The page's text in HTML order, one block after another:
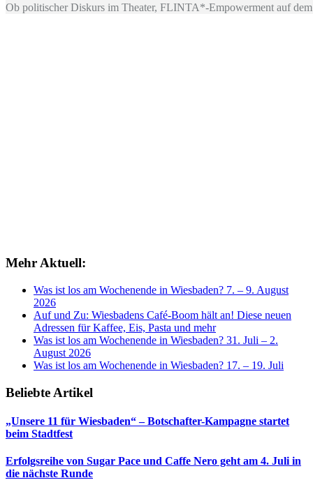
Ob politischer Diskurs im Theater, FLINTA*-Empowerment auf
Mehr Aktuell:
Was ist los am Wochenende in Wiesbaden? 7. – 9. August
2026
Auf und Zu: Wiesbadens Café-Boom hält an! Diese neuen
Adressen für Kaffee, Eis, Pasta und mehr
Was ist los am Wochenende in Wiesbaden? 31. Juli – 2.
August 2026
Was ist los am Wochenende in Wiesbaden? 17. – 19. Juli
Beliebte Artikel
„Unsere 11 für Wiesbaden“ – Botschafter-Kampagne startet
beim Stadtfest
Erfolgsreihe von Sugar Pace und Caffe Nero geht am 4. Juli in
die nächste Runde